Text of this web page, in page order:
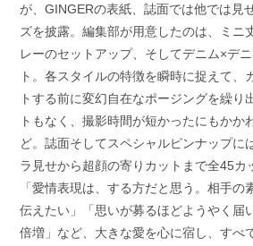
が、GINGERの表紙、誌面では他では見
ズを披露。編集部が用意したのは、ミニ
レーのセットアップ、そしてデニム×デ
ト。各スタイルの特徴を瞬時に捉えて、
トする前に変幻自在なポージングを繰り
トもなく、撮影時間が短かったにもかか
ど。誌面そしてスペシャルピンナップに
ラ見せから超顔の寄りカットまで全45
「愛情表現は、する方だと思う。相手の
伝えたい」「思いが募るほどようやく届
倍増」など、大きな愛を心に宿し、すべ